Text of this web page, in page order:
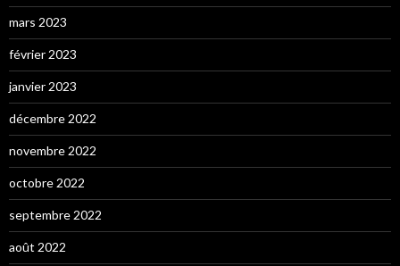
mars 2023
février 2023
janvier 2023
décembre 2022
novembre 2022
octobre 2022
septembre 2022
août 2022